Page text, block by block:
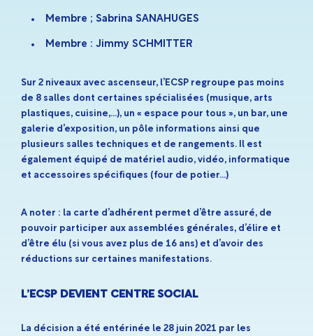
Membre ; Sabrina SANAHUGES
Membre : Jimmy SCHMITTER
Sur 2 niveaux avec ascenseur, l’ECSP regroupe pas moins
de 8 salles dont certaines spécialisées (musique, arts
plastiques, cuisine,…), un « espace pour tous », un bar, une
galerie d’exposition, un pôle informations ainsi que
plusieurs salles techniques et de rangements. Il est
également équipé de matériel audio, vidéo, informatique
et accessoires spécifiques (four de potier…)
A noter : la carte d’adhérent permet d’être assuré, de
pouvoir participer aux assemblées générales, d’élire et
d’être élu (si vous avez plus de 16 ans) et d’avoir des
réductions sur certaines manifestations.
L’ECSP DEVIENT CENTRE SOCIAL
La décision a été entérinée le 28 juin 2021 par les